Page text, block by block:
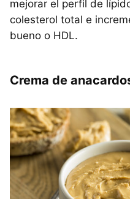
mejorar el perfil de
colesterol total e
bueno o HDL.
Crema de